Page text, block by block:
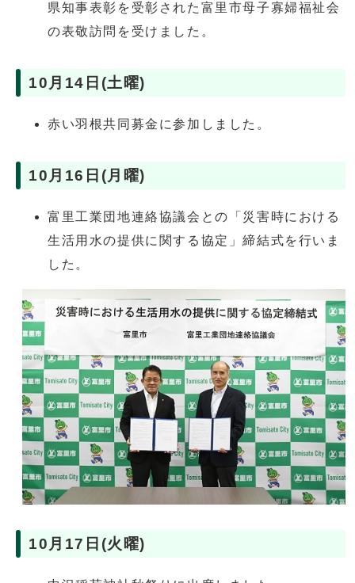
県知事表彰を受彰された富里市母子寡婦福祉会
の表敬訪問を受けました。
10月14日(土曜)
赤い羽根共同募金に参加しました。
10月16日(月曜)
富里工業団地連絡協議会との「災害時における
生活用水の提供に関する協定」締結式を行いま
した。
10月17日(火曜)